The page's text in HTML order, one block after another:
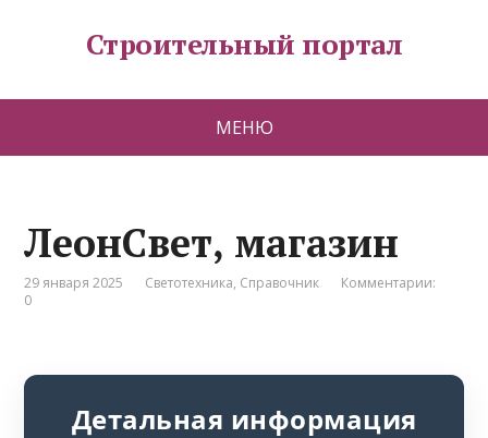
Строительный портал
МЕНЮ
ЛеонСвет, магазин
29 января 2025 Светотехника, Справочник
Комментарии:
0
Детальная информация